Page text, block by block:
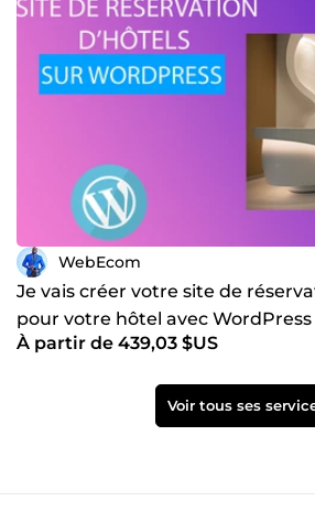
WebEcom
Je vais créer votre site de
pour votre hôtel avec WordPress
À partir de 439,03 $US
Voir tous ses